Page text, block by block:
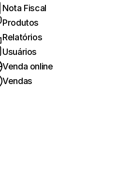
Nota Fiscal
Produtos
Relatórios
Usuários
Venda online
Vendas